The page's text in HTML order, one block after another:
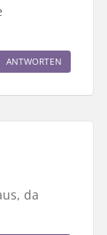
ANTWORTEN
da